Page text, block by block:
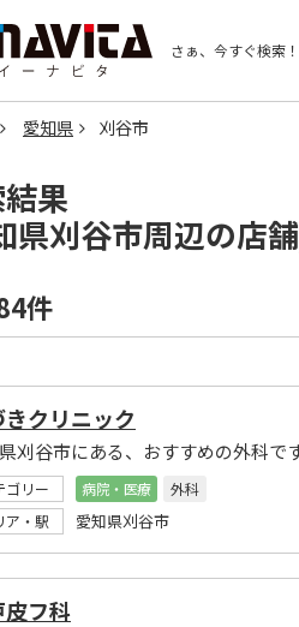
さぁ、今すぐ検索！
愛知県 刈谷市
果
県刈谷市周辺の店
件
きクリニック
刈谷市にある、おすすめの外科で
ゴリー 病院・医療
外科
ア・駅
愛知県刈谷市
フ科